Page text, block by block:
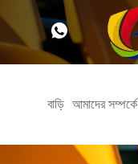
বাড়ি আমাদের সম্পর্কে